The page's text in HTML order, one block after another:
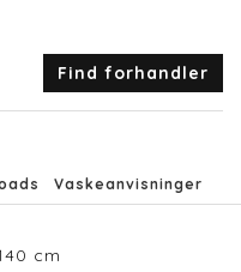
Find forhandler
Vaskeanvisninger
cm